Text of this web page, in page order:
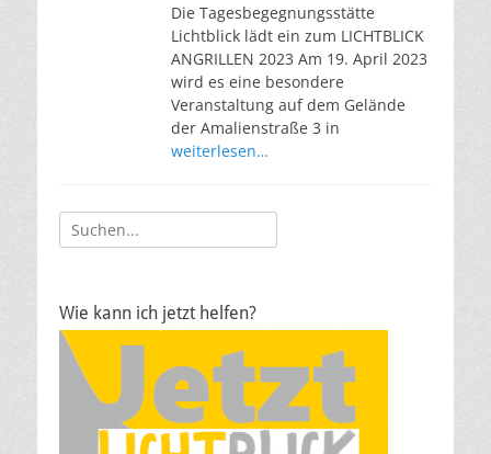
Die Tagesbegegnungsstätte
Lichtblick lädt ein zum LICHTBLICK
ANGRILLEN 2023 Am 19. April 2023
wird es eine besondere
Veranstaltung auf dem Gelände
der Amalienstraße 3 in
weiterlesen…
Suche
nach:
Wie kann ich jetzt helfen?